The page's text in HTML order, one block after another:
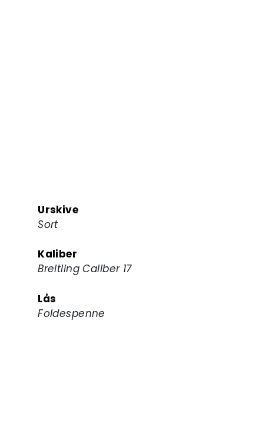
Urskive
Sort
Kaliber
Breitling Caliber 17
Lås
Foldespenne